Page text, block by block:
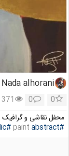
Nada alhorani
0
0
371
محفل نقاشی و گرافیک
#abstract
#acrylic paint